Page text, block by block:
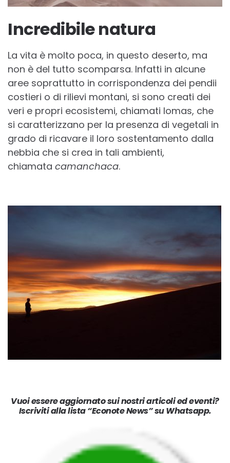
Incredibile natura
La vita è molto poca, in questo deserto, ma
non è del tutto scomparsa. Infatti in alcune
aree soprattutto in corrispondenza dei pendii
costieri o di rilievi montani, si sono creati dei
veri e propri ecosistemi, chiamati lomas, che
si caratterizzano per la presenza di vegetali in
grado di ricavare il loro sostentamento dalla
nebbia che si crea in tali ambienti,
chiamata camanchaca.
Vuoi essere aggiornato sui nostri articoli ed eventi?
Iscriviti alla lista “Econote News” su Whatsapp.